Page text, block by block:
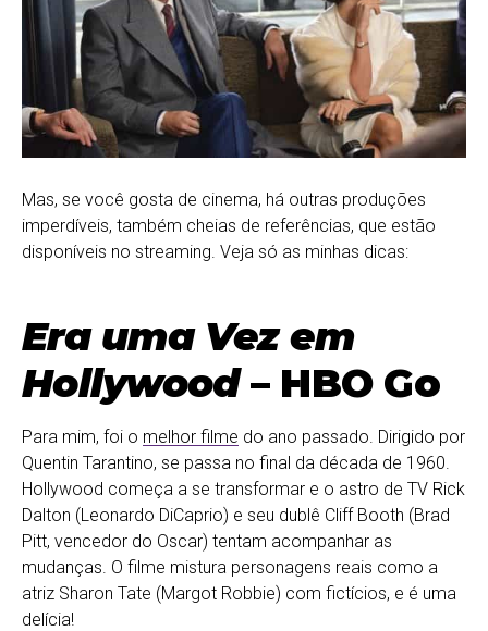
Mas, se você gosta de cinema, há outras produções
imperdíveis, também cheias de referências, que estão
disponíveis no streaming. Veja só as minhas dicas:
Era uma Vez em
Hollywood– HBO Go
Para mim, foi o melhor filme do ano passado. Dirigido por
Quentin Tarantino, se passa no final da década de 1960.
Hollywood começa a se transformar e o astro de TV Rick
Dalton (Leonardo DiCaprio) e seu dublê Cliff Booth (Brad
Pitt, vencedor do Oscar) tentam acompanhar as
mudanças. O filme mistura personagens reais como a
atriz Sharon Tate (Margot Robbie) com fictícios, e é uma
delícia!